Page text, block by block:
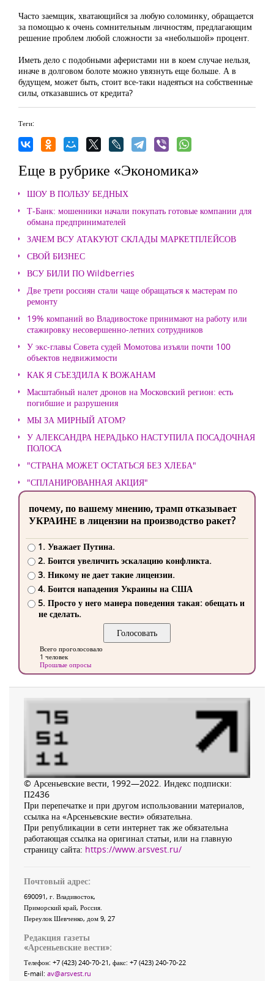
Часто заемщик, хватающийся за любую соломинку, обращается
за помощью к очень сомнительным личностям, предлагающим
решение проблем любой сложности за «небольшой» процент.
Иметь дело с подобными аферистами ни в коем случае нельзя,
иначе в долговом болоте можно увязнуть еще больше. А в
будущем, может быть, стоит все-таки надеяться на собственные
силы, отказавшись от кредита?
Теги:
Еще в рубрике «Экономика»
ШОУ В ПОЛЬЗУ БЕДНЫХ
Т-Банк: мошенники начали покупать готовые компании для
обмана предпринимателей
ЗАЧЕМ ВСУ АТАКУЮТ СКЛАДЫ МАРКЕТПЛЕЙСОВ
СВОЙ БИЗНЕС
ВСУ БИЛИ ПО Wildberries
Две трети россиян стали чаще обращаться к мастерам по
ремонту
19% компаний во Владивостоке принимают на работу или
стажировку несовершенно-летних сотрудников
У экс-главы Совета судей Момотова изъяли почти 100
объектов недвижимости
КАК Я СЪЕЗДИЛА К ВОЖАНАМ
Масштабный налет дронов на Московский регион: есть
погибшие и разрушения
МЫ ЗА МИРНЫЙ АТОМ?
У АЛЕКСАНДРА НЕРАДЬКО НАСТУПИЛА ПОСАДОЧНАЯ
ПОЛОСА
"СТРАНА МОЖЕТ ОСТАТЬСЯ БЕЗ ХЛЕБА"
"СПЛАНИРОВАННАЯ АКЦИЯ"
почему, по вашему мнению, трамп отказывает
УКРАИНЕ в лицензии на производство ракет?
1. Уважает Путина.
2. Боится увеличить эскалацию конфликта.
3. Никому не дает такие лицензии.
4. Боится нападения Украины на США
5. Просто у него манера поведения такая: обещать и
не сделать.
Всего проголосовало
1 человек
Прошлые опросы
© Арсеньевские вести, 1992—2022. Индекс подписки:
П2436
При перепечатке и при другом использовании материалов,
ссылка на «Арсеньевские вести» обязательна.
При републикации в сети интернет так же обязательна
работающая ссылка на оригинал статьи, или на главную
страницу сайта: https://www.arsvest.ru/
Почтовый адрес:
690091, г. Владивосток,
Приморский край, Россия
Переулок Шевченко, дом 9, 27
Редакция газеты
«Арсеньевские вести»:
Телефон: +7 (423) 240-70-21, факс: +7 (423) 240-70-22
E-mail: av@arsvest.ru